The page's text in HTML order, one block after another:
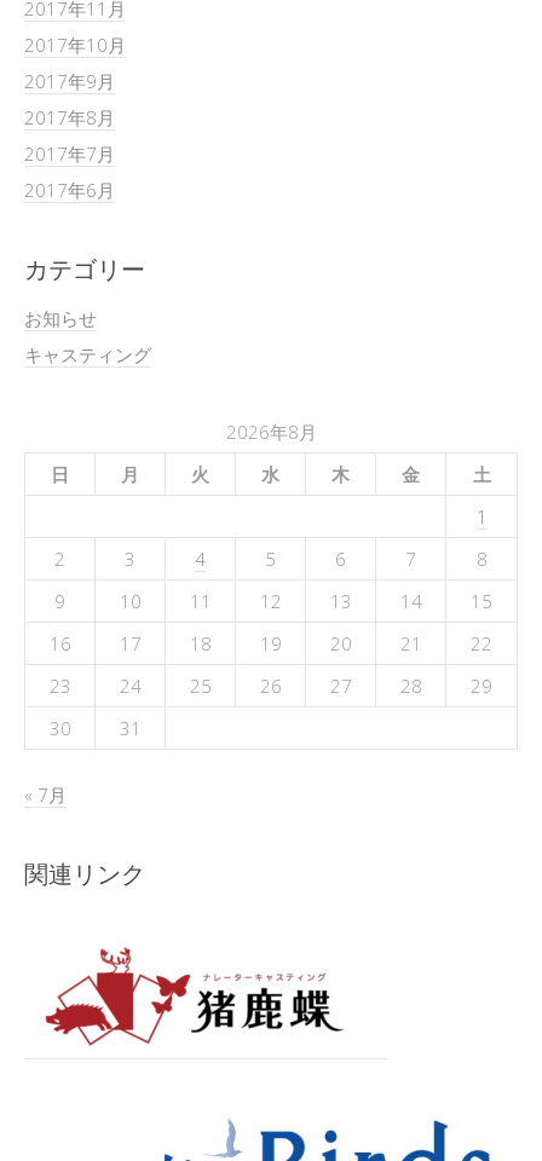
2017年11月
2017年10月
2017年9月
2017年8月
2017年7月
2017年6月
カテゴリー
お知らせ
キャスティング
2026年8月
日
月 火 水 木 金
土
1
2
3 4 5 6 7
8
9
10 11 12 13 14
15
16
17 18 19 20 21
22
23
24 25 26 27 28
29
30
31
« 7月
関連リンク